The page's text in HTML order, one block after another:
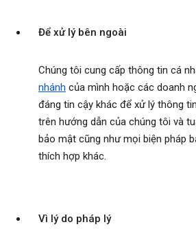
Để xử lý bên ngoài
Chúng tôi cung cấp thông tin cá
nhánh của mình hoặc các doanh
đáng tin cậy khác để xử lý thông
trên hướng dẫn của chúng tôi và
bảo mật cũng như mọi biện pháp
thích hợp khác.
Vì lý do pháp lý